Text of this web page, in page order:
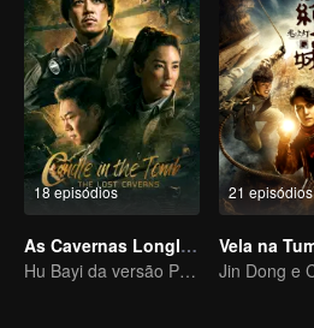
18 episódios
As Cavernas Longling
Hu Bayi da versão Pan Yueming lidera a nova aventura perigosa
21 episódios